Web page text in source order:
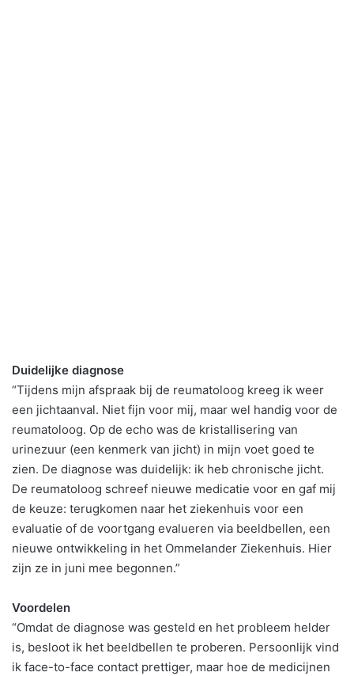
Duidelijke diagnose
“Tijdens mijn afspraak bij de reumatoloog kreeg ik weer
een jichtaanval. Niet fijn voor mij, maar wel handig voor de
reumatoloog. Op de echo was de kristallisering van
urinezuur (een kenmerk van jicht) in mijn voet goed te
zien. De diagnose was duidelijk: ik heb chronische jicht.
De reumatoloog schreef nieuwe medicatie voor en gaf mij
de keuze: terugkomen naar het ziekenhuis voor een
evaluatie of de voortgang evalueren via beeldbellen, een
nieuwe ontwikkeling in het Ommelander Ziekenhuis. Hier
zijn ze in juni mee begonnen.”
Voordelen
“Omdat de diagnose was gesteld en het probleem helder
is, besloot ik het beeldbellen te proberen. Persoonlijk vind
ik face-to-face contact prettiger, maar hoe de medicijnen